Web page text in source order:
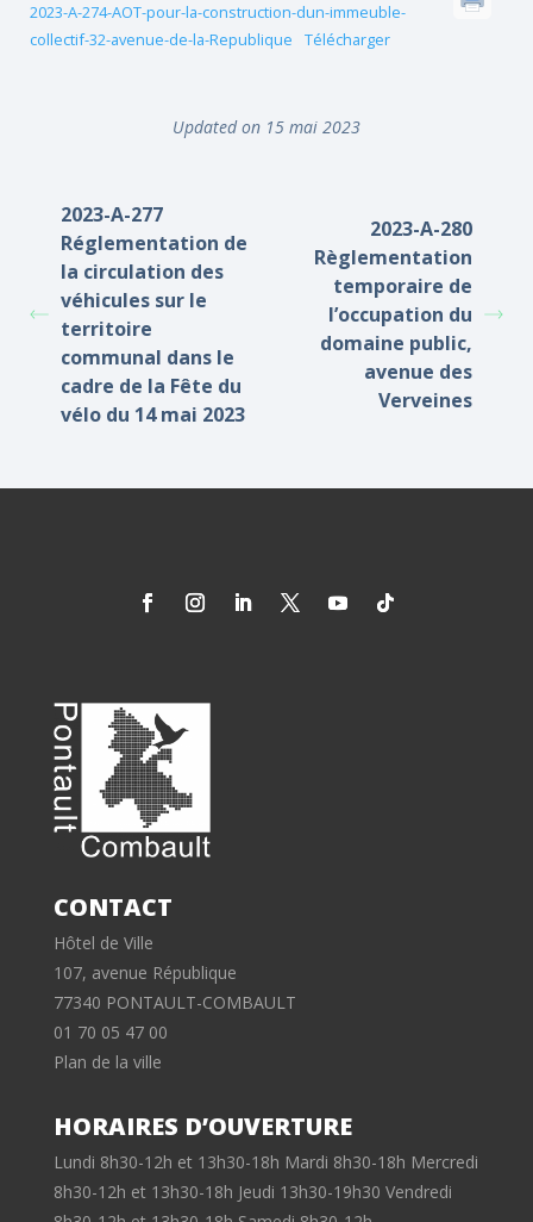
2023-A-274-AOT-pour-la-construction-dun-immeuble-
collectif-32-avenue-de-la-Republique
Télécharger
Updated on 15 mai 2023
2023-A-277
Réglementation de
la circulation des
véhicules sur le
territoire
communal dans le
cadre de la Fête du
vélo du 14 mai 2023
2023-A-280
Règlementation
temporaire de
l’occupation du
domaine public,
avenue des
Verveines
CONTACT
Hôtel de Ville
107, avenue République
77340 PONTAULT-COMBAULT
01 70 05 47 00
Plan de la ville
HORAIRES D’OUVERTURE
Lundi 8h30-12h et 13h30-18h Mardi 8h30-18h Mercredi
8h30-12h et 13h30-18h Jeudi 13h30-19h30 Vendredi